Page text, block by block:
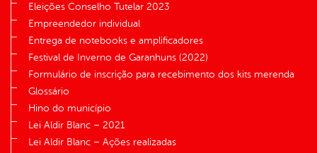
Eleições Conselho Tutelar 2023
Empreendedor individual
Entrega de notebooks e amplificadores
Festival de Inverno de Garanhuns (2022)
Formulário de inscrição para recebimento dos kits merenda
Glossário
Hino do município
Lei Aldir Blanc – 2021
Lei Aldir Blanc – Ações realizadas